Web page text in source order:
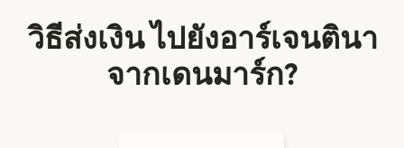
วิธีส่งเงิน ไปยังอาร์เจนตินา
จากเดนมาร์ก?